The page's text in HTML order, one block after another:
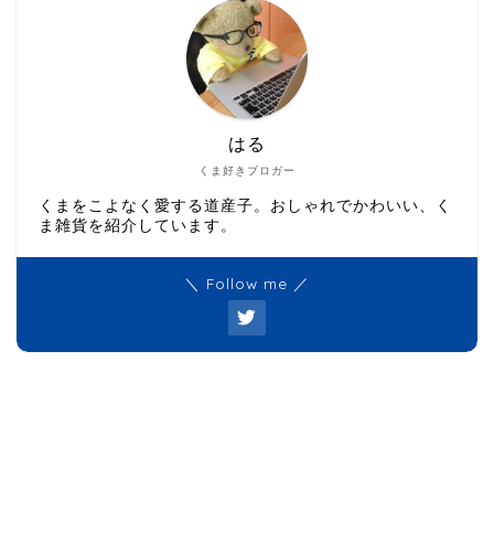
くま好きブロガー
はる
くまをこよなく愛する道産子。おしゃれでかわいい、く
ま雑貨を紹介しています。
＼ Follow me ／